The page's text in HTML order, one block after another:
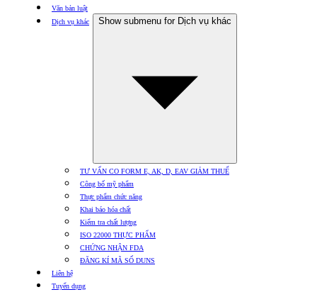
Văn bản luật
Dịch vụ khác
Show submenu for Dịch vụ khác
TƯ VẤN CO FORM E, AK, D, EAV GIẢM THUẾ
Công bố mỹ phẩm
Thực phẩm chức năng
Khai báo hóa chất
Kiểm tra chất lượng
ISO 22000 THỰC PHẨM
CHỨNG NHẬN FDA
ĐĂNG KÍ MÃ SỐ DUNS
Liên hệ
Tuyển dụng